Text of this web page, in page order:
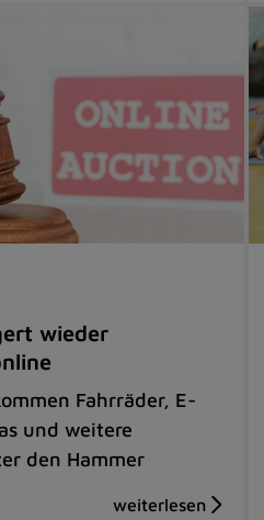
wieder
Fahrräder, E-
und weitere
den Hammer